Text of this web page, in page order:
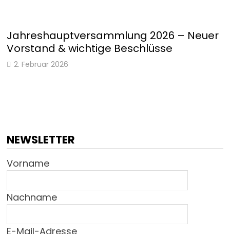
Jahreshauptversammlung 2026 – Neuer
Vorstand & wichtige Beschlüsse
2. Februar 2026
NEWSLETTER
Vorname
Nachname
E-Mail-Adresse